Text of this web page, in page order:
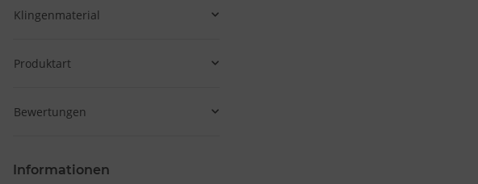
Klingenmaterial
Produktart
Bewertungen
Informationen